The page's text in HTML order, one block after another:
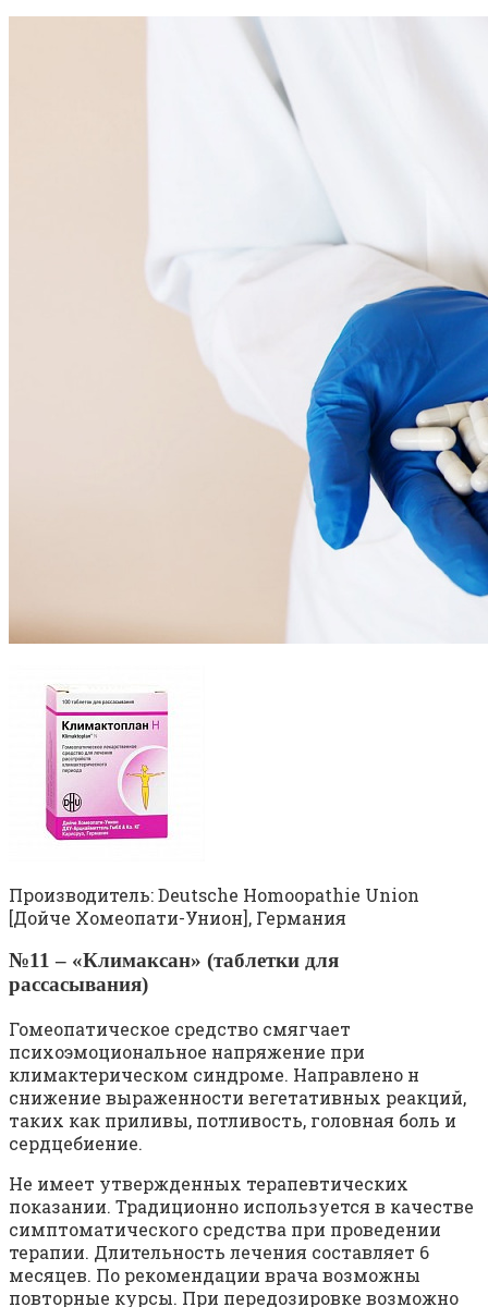
Производитель: Deutsche Homoopathie Union
[Дойче Хомеопати-Унион], Германия
№11 – «Климаксан» (таблетки для
рассасывания)
Гомеопатическое средство смягчает
психоэмоциональное напряжение при
климактерическом синдроме. Направлено н
снижение выраженности вегетативных реакций,
таких как приливы, потливость, головная боль и
сердцебиение.
Не имеет утвержденных терапевтических
показании. Традиционно используется в качестве
симптоматического средства при проведении
терапии. Длительность лечения составляет 6
месяцев. По рекомендации врача возможны
повторные курсы. При передозировке возможно